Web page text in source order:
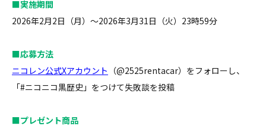
■実施期間
2026年2月2日（月）～2026年3月31日（火）23時59分
■応募方法
ニコレン公式Xアカウント （@2525rentacar）をフォローし、
「#ニコニコ黒歴史」をつけて失敗談を投稿
■プレゼント商品